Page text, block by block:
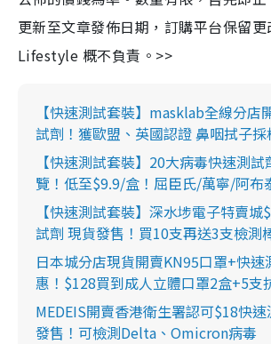
更新至文章發佈日期，訂購平台保留
Lifestyle 概不負責。>>
【快速測試套裝】masklab全線分店
試劑！獲歐盟、英國認證 鼻咽拭子採
【快速測試套裝】20大病毒快速測
覽！低至$9.9/盒！屈臣氏/萬寧/阿布
【快速測試套裝】深水埗電子特賣城
試劑 現貨發售！買10支再送3支檢測
日本城分店現貨開賣KN95口罩+快速
惠！$128買到成人立體口罩2盒+5支
MEDEIS開賣香港衛生署認可$18快
發售！可檢測Delta、Omicron病毒